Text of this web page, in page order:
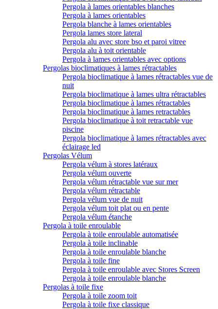
Pergola à lames orientables blanches
Pergola à lames orientables
Pergola blanche à lames orientables
Pergola lames store lateral
Pergola alu avec store bso et paroi vitree
Pergola alu à toit orientable
Pergola à lames orientables avec options
Pergolas bioclimatiques à lames rétractables
Pergola bioclimatique à lames rétractables vue de
nuit
Pergola bioclimatique à lames ultra rétractables
Pergola bioclimatique à lames rétractables
Pergola bioclimatique à lames retractables
Pergola bioclimatique à toit retractable vue
piscine
Pergola bioclimatique à lames rétractables avec
éclairage led
Pergolas Vélum
Pergola vélum à stores latéraux
Pergola vélum ouverte
Pergola vélum rétractable vue sur mer
Pergola vélum rétractable
Pergola vélum vue de nuit
Pergola vélum toit plat ou en pente
Pergola vélum étanche
Pergola à toile enroulable
Pergola à toile enroulable automatisée
Pergola à toile inclinable
Pergola à toile enroulable blanche
Pergola à toile fine
Pergola à toile enroulable avec Stores Screen
Pergola à toile enroulable blanche
Pergolas à toile fixe
Pergola à toile zoom toit
Pergola à toile fixe classique